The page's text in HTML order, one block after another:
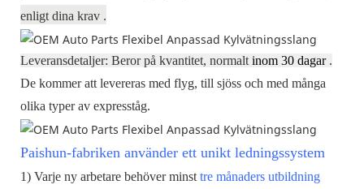
enligt dina krav .
Leveransdetaljer: Beror på kvantitet, normalt inom 30 dagar.
De kommer att levereras med flyg, till sjöss och med många
olika typer av expresståg.
Paishun-fabriken använder ett unikt ledningssystem
1) Varje ny arbetare behöver minst tre månaders utbildning